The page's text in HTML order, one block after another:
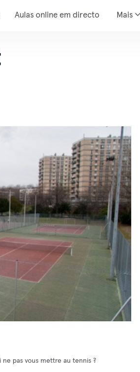
Aulas online em directo Mais
ne pas vous mettre au tennis ?